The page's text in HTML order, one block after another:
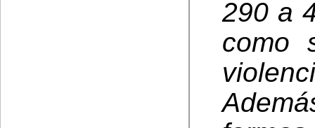
290 a
como